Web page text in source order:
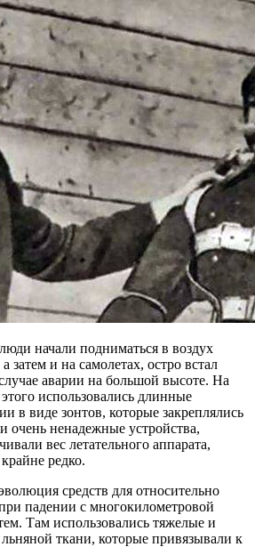
начали подниматься в воздух
затем и на самолетах, остро встал
аварии на большой высоте. На
использовались длинные
в виде зонтов, которые закреплялись
очень ненадежные устройства,
вес летательного аппарата,
редко.
средств для относительно
падении с многокилометровой
Там использовались тяжелые и
ткани, которые привязывали к